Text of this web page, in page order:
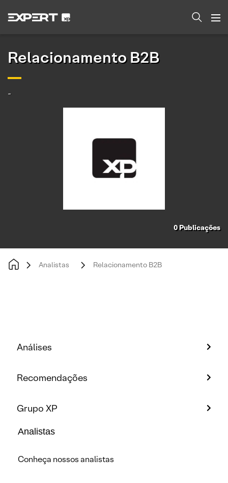
Relacionamento B2B
-
0Publicações
Analistas Relacionamento B2B
Análises
Recomendações
Grupo XP
Analistas
Conheça nossos analistas